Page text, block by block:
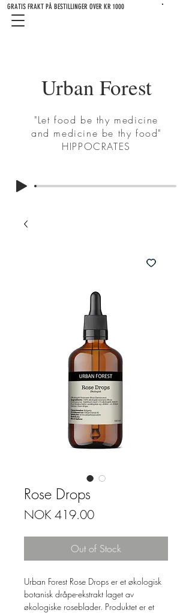
Urban Forest
"Let food be thy medicine
and medicine be thy food"
HIPPOCRATES
GRATIS FRAKT PÅ BESTILLINGER OVER KR 1000
Rose Drops
NOK 419.00Price
Out of Stock
Urban Forest Rose Drops er et økologisk
botanisk dråpe-ekstrakt laget av
økologiske roseblader. Produktet er et